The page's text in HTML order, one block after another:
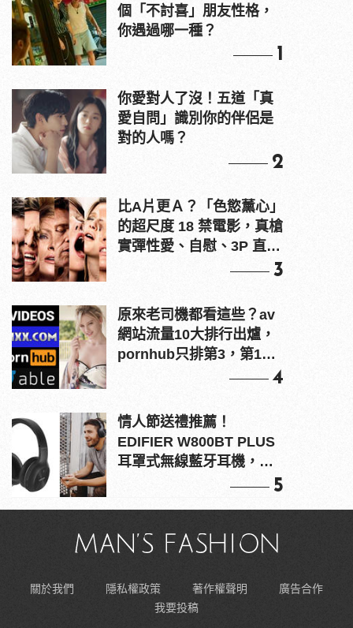
個「不討喜」朋友性格，
你遇過哪一種？
1
你愛對人了沒！五道「真
愛自問」識別你的伴侶是
對的人嗎？
2
比A片更Ａ？「色慾薰心」
的超尺度 18 禁電影，真槍
實彈性愛、自慰、3P 直接
3
原來老司機都看這些？av
網站流量10大排行出爐，
pornhub只排第3，第1名
4
情人節送禮推薦！
EDIFIER W800BT PLUS
耳罩式無線藍牙耳機，在
5
關於我們 隱私權政策 著作權聲明
廣告合作
我要投稿